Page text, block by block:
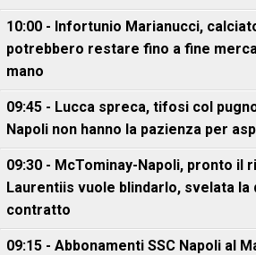
10:00 - Infortunio Marianucci,
potrebbero restare fino a fine
mano
09:45 - Lucca spreca, tifosi col
Napoli non hanno la pazienza per
09:30 - McTominay-Napoli, pronto il
Laurentiis vuole blindarlo, svelata la
contratto
09:15 - Abbonamenti SSC Napoli al